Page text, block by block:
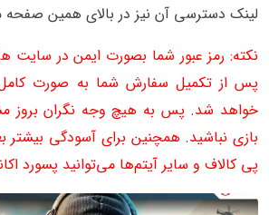
لینک دسترسی آن نیز در بالای همین
نکته: رمز عبور شما بصورت ایمن در سایت
پس از تکمیل سفارش شما به صورت
خواهد شد. پس به هیچ وجه نگران بروز
بازی نباشید. همچنین برای آسودگی بیشتر
پی کالاف و سایر آیتم‌ها می‌توانید پسورد